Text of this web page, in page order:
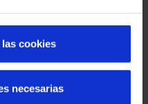
cookies
necesarias
y movimiento